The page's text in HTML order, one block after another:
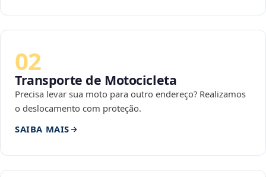
02
Transporte de Motocicleta
Precisa levar sua moto para outro endereço? Realizamos
o deslocamento com proteção.
SAIBA MAIS